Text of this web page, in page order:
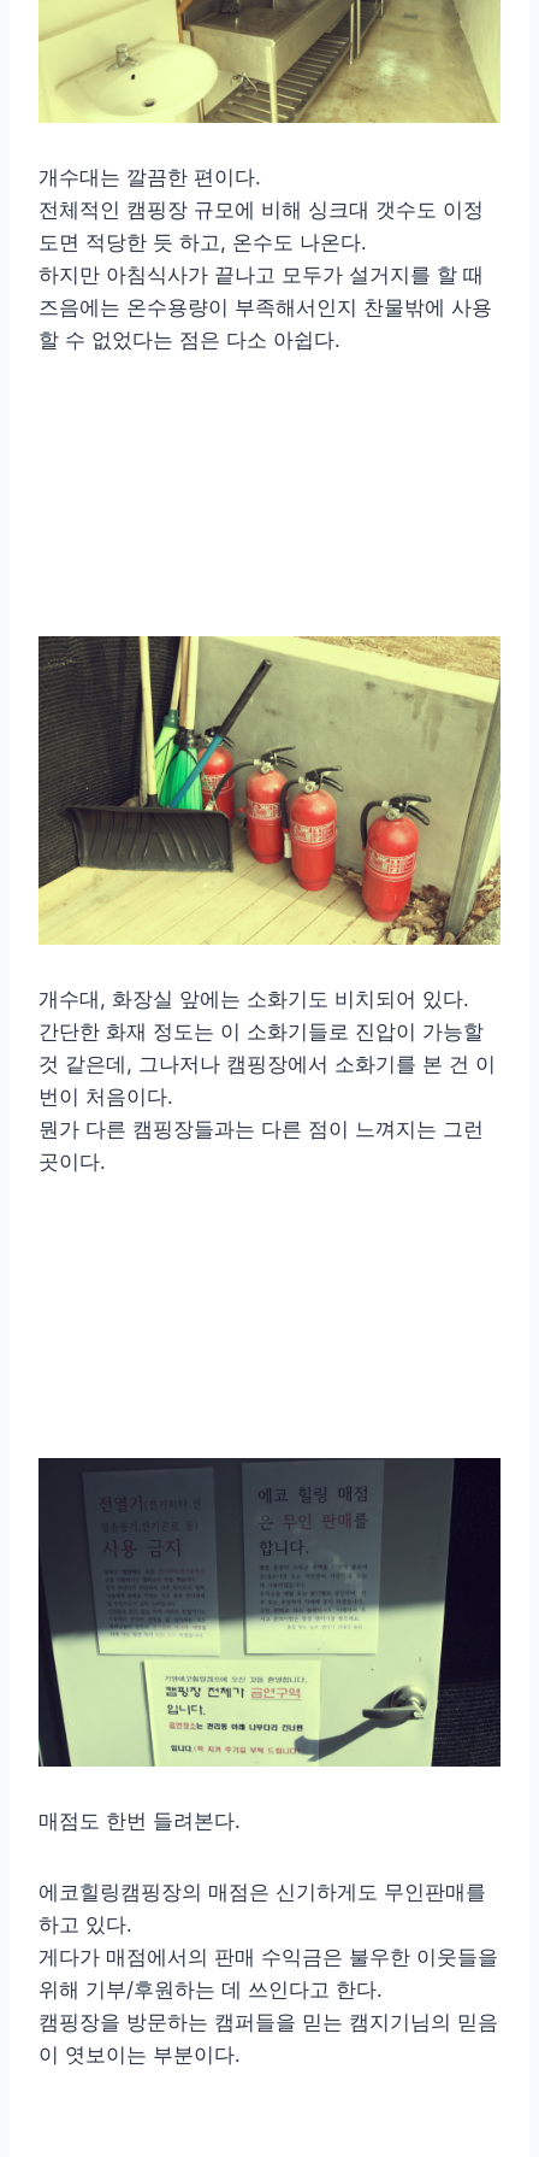
개수대는 깔끔한 편이다.
전체적인 캠핑장 규모에 비해 싱크대 갯수도 이정
도면 적당한 듯 하고, 온수도 나온다.
하지만 아침식사가 끝나고 모두가 설거지를 할 때
즈음에는 온수용량이 부족해서인지 찬물밖에 사용
할 수 없었다는 점은 다소 아쉽다.
개수대, 화장실 앞에는 소화기도 비치되어 있다.
간단한 화재 정도는 이 소화기들로 진압이 가능할
것 같은데, 그나저나 캠핑장에서 소화기를 본 건 이
번이 처음이다.
뭔가 다른 캠핑장들과는 다른 점이 느껴지는 그런
곳이다.
매점도 한번 들려본다.
에코힐링캠핑장의 매점은 신기하게도 무인판매를
하고 있다.
게다가 매점에서의 판매 수익금은 불우한 이웃들을
위해 기부/후원하는 데 쓰인다고 한다.
캠핑장을 방문하는 캠퍼들을 믿는 캠지기님의 믿음
이 엿보이는 부분이다.